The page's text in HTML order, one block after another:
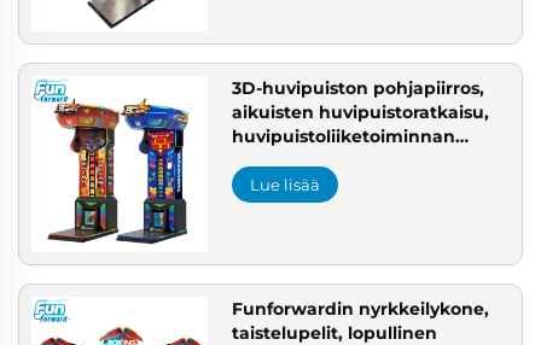
3D-huvipuiston pohjapiirros,
aikuisten huvipuistoratkaisu,
huvipuistoliiketoiminnan
leikkipuiston hankeratkaisu
Lue lisää
Funforwardin nyrkkeilykone,
taistelupelit, lopullinen